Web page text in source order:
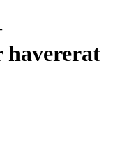
havererat